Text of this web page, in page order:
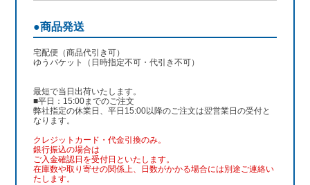
●商品発送
宅配便（商品代引き可）
ゆうパケット（日時指定不可・代引き不可）
最短で当日出荷いたします。
■平日：15:00までのご注文
弊社指定の休業日、平日15:00以降のご注文は翌営業日の受付と
なります。
クレジットカード・代金引換のみ。
銀行振込の場合は
ご入金確認日を受付日といたします。
在庫数や取り寄せの関係上、日数がかかる場合には別途ご連絡い
たします。